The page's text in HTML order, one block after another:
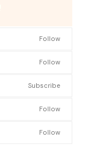
Follow
Follow
Subscribe
Follow
Follow